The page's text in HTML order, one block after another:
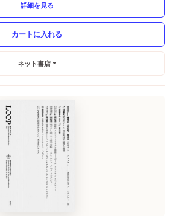
詳細を見る
ネット書店